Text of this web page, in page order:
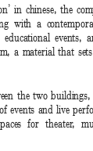
in chinese, the
with a
a material that
the two
events and live
for